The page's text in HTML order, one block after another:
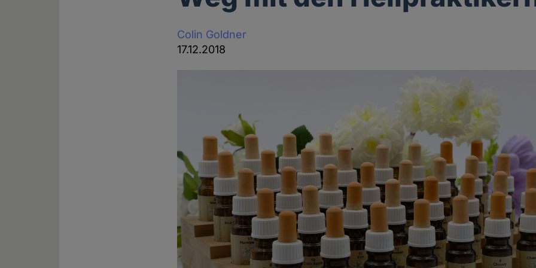
Colin Goldner
17.12.2018